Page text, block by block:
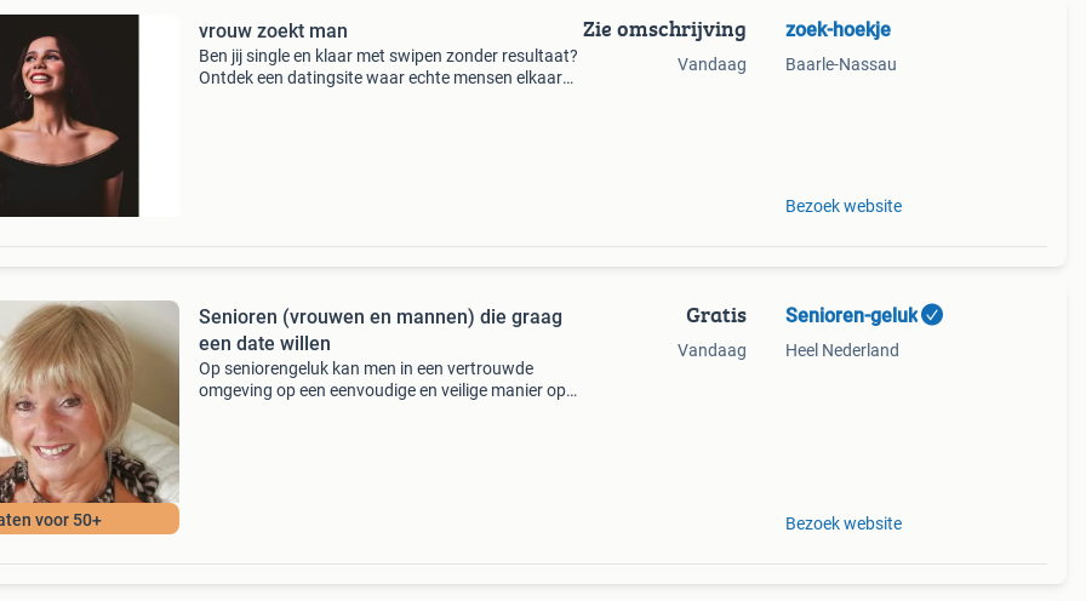
vrouw zoekt man
Ben jij single en klaar met swipen zonder resultaat?
Ontdek een datingsite waar echte mensen elkaar
Zie omschrijving
Vandaag
zoek-hoekje
Baarle-Nassau
Bezoek website
voor 50+
Senioren (vrouwen en mannen) die graag
een date willen
Op seniorengeluk kan men in een vertrouwde
omgeving op een eenvoudige en veilige manier op
Gratis
Vandaag
Senioren-geluk
Heel Nederland
Bezoek website